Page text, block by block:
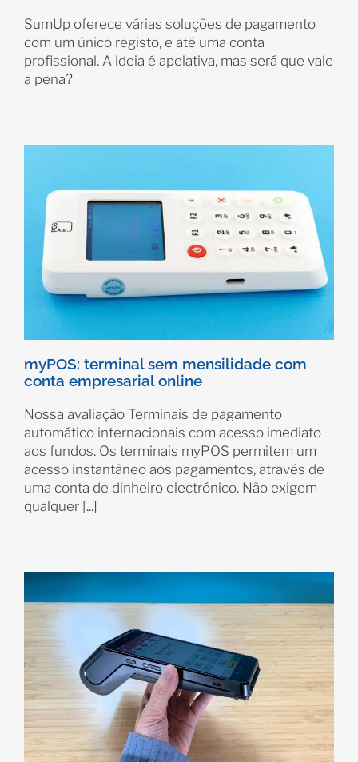
SumUp oferece várias soluções de pagamento
com um único registo, e até uma conta
profissional. A ideia é apelativa, mas será que vale
a pena?
myPOS: terminal sem mensilidade com
conta empresarial online
Nossa avaliação Terminais de pagamento
automático internacionais com acesso imediato
aos fundos. Os terminais myPOS permitem um
acesso instantâneo aos pagamentos, através de
uma conta de dinheiro electrónico. Não exigem
qualquer [...]